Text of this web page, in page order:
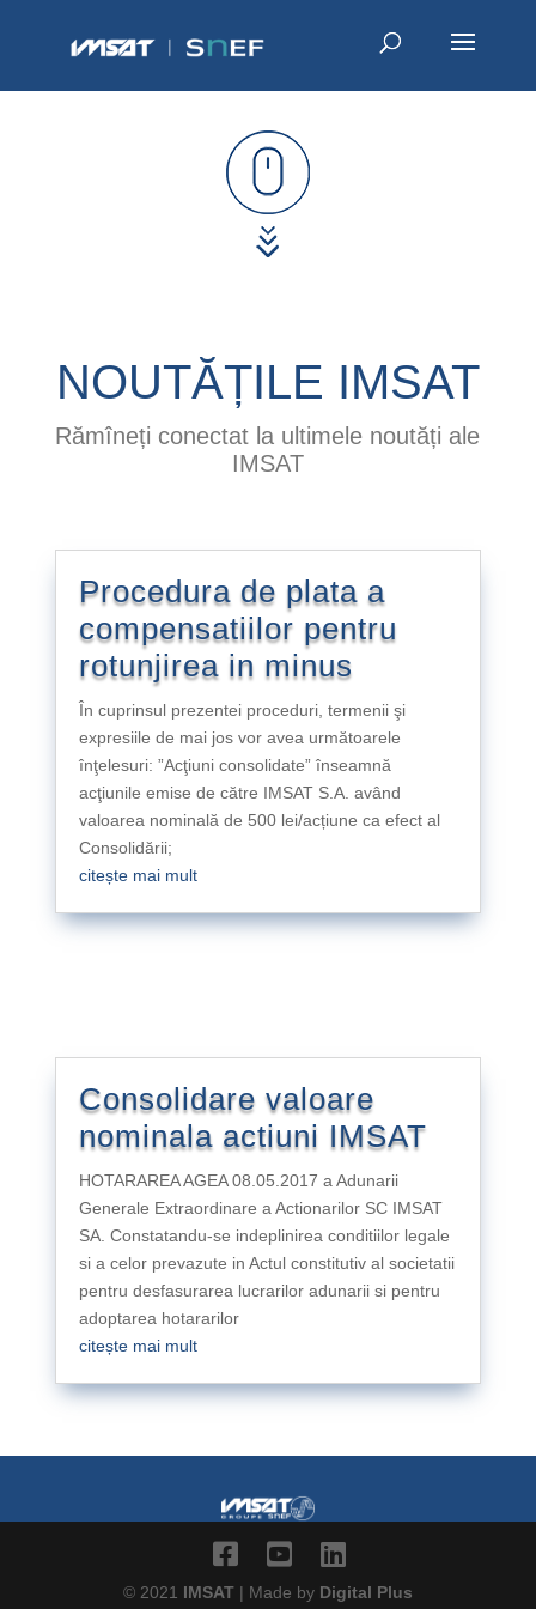
NOUTĂȚILE IMSAT
Rămîneți conectat la ultimele noutăți ale
IMSAT
Procedura de plata a
compensatiilor pentru
rotunjirea in minus
În cuprinsul prezentei proceduri, termenii şi
expresiile de mai jos vor avea următoarele
înţelesuri: ”Acţiuni consolidate” înseamnă
acţiunile emise de către IMSAT S.A. având
valoarea nominală de 500 lei/acțiune ca efect al
Consolidării;
citește mai mult
Consolidare valoare
nominala actiuni IMSAT
HOTARAREA AGEA 08.05.2017 a Adunarii
Generale Extraordinare a Actionarilor SC IMSAT
SA. Constatandu-se indeplinirea conditiilor legale
si a celor prevazute in Actul constitutiv al societatii
pentru desfasurarea lucrarilor adunarii si pentru
adoptarea hotararilor
citește mai mult
© 2021 IMSAT | Made by Digital Plus